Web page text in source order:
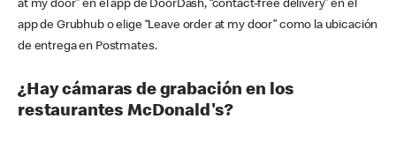
at my door” en el app de DoorDash, “contact-free delivery” en el
app de Grubhub o elige “Leave order at my door” como la ubicación
de entrega en Postmates.
¿Hay cámaras de grabación en los
restaurantes McDonald's?